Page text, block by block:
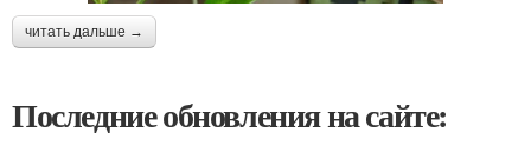
читать дальше →
Последние обновления на сайте: